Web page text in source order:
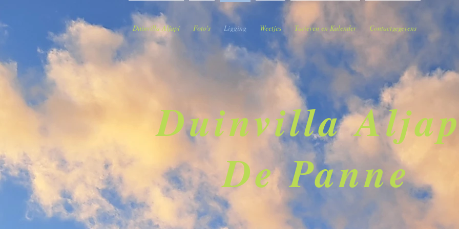
Duinvilla Aljapi Foto's Ligging Weetjes Tarieven en Kalender Contactgegevens
Duinvilla
De Panne